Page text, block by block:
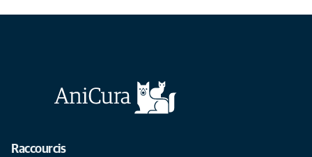
Raccourcis